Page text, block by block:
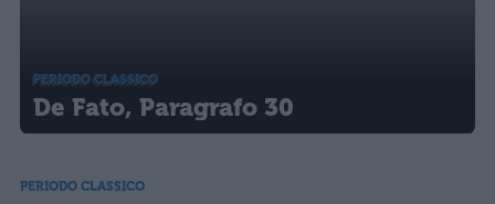
PERIODO CLASSICO
De Fato, Paragrafo 30
PERIODO CLASSICO